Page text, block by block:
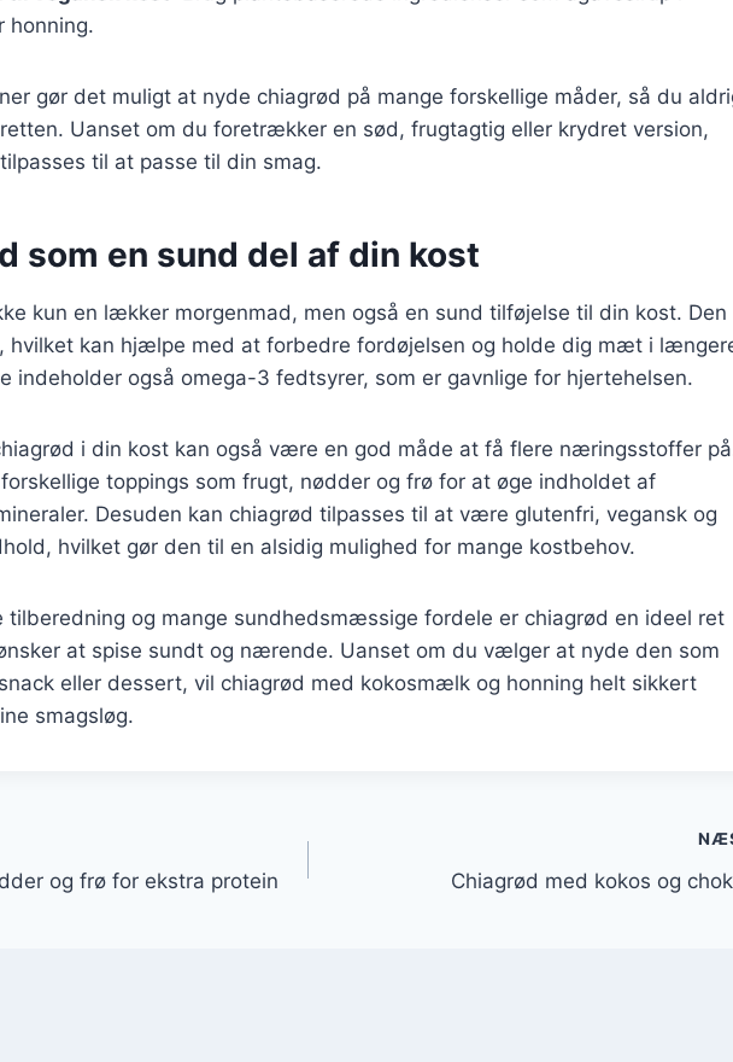
honning.
gør det muligt at nyde chiagrød på mange forskellige måder, så du
Uanset om du foretrækker en sød, frugtagtig eller krydret version,
til at passe til din smag.
som en sund del af din kost
kun en lækker morgenmad, men også en sund tilføjelse til din kost. Den
hvilket kan hjælpe med at forbedre fordøjelsen og holde dig mæt i
indeholder også omega-3 fedtsyrer, som er gavnlige for hjertehelsen.
i din kost kan også være en god måde at få flere næringsstoffer
toppings som frugt, nødder og frø for at øge indholdet af
Desuden kan chiagrød tilpasses til at være glutenfri, vegansk og
hvilket gør den til en alsidig mulighed for mange kostbehov.
tilberedning og mange sundhedsmæssige fordele er chiagrød en ideel ret
at spise sundt og nærende. Uanset om du vælger at nyde den som
eller dessert, vil chiagrød med kokosmælk og honning helt sikkert
smagsløg.
og frø for ekstra protein Chiagrød med kokos og